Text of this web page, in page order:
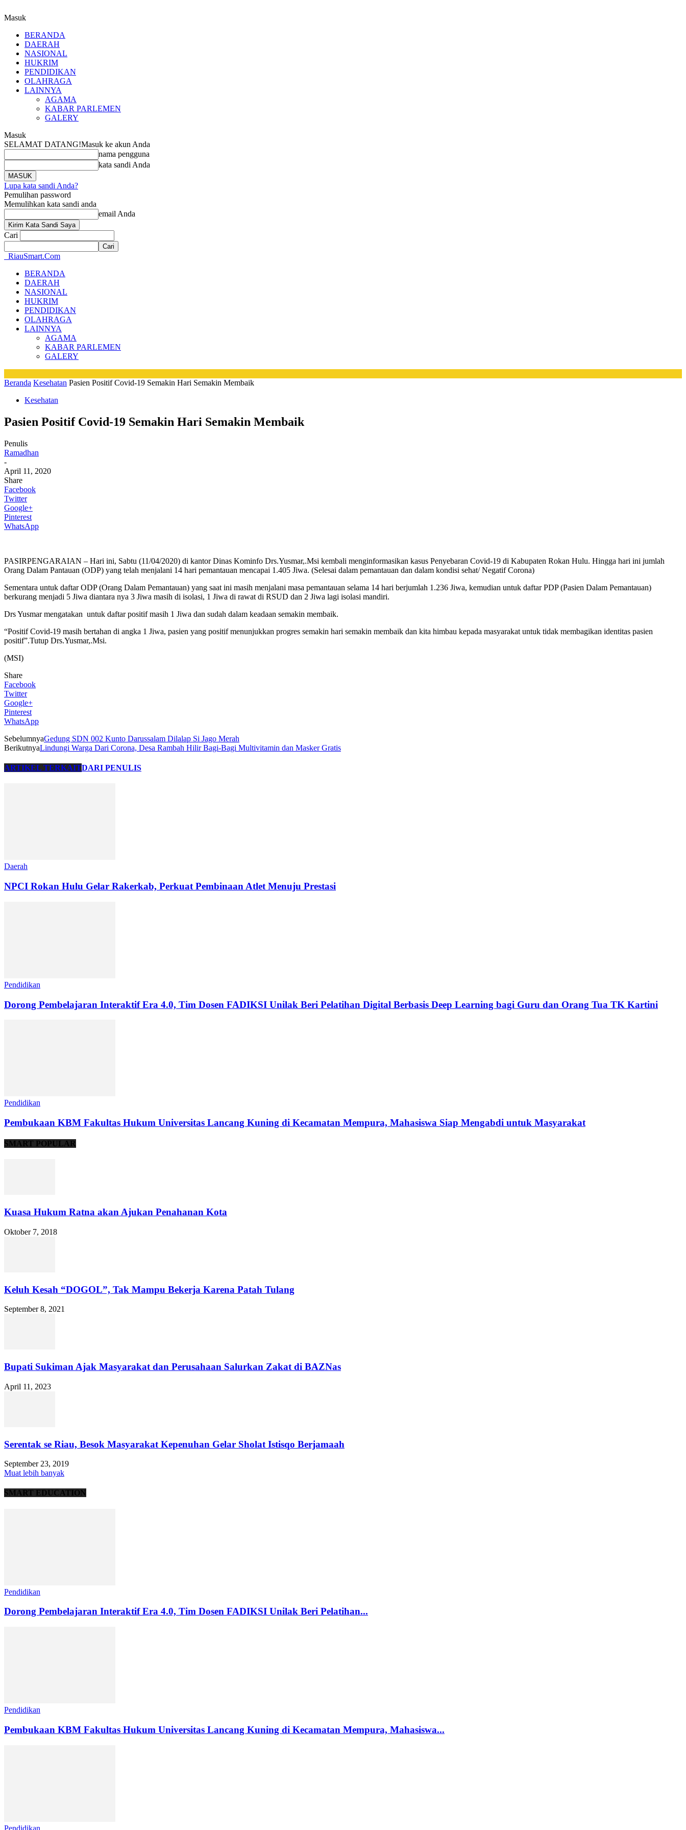
Masuk
BERANDA
DAERAH
NASIONAL
HUKRIM
PENDIDIKAN
OLAHRAGA
LAINNYA
AGAMA
KABAR PARLEMEN
GALERY
Masuk
SELAMAT DATANG!Masuk ke akun Anda
nama pengguna
kata sandi Anda
Lupa kata sandi Anda?
Pemulihan password
Memulihkan kata sandi anda
email Anda
Cari
RiauSmart.Com
BERANDA
DAERAH
NASIONAL
HUKRIM
PENDIDIKAN
OLAHRAGA
LAINNYA
AGAMA
KABAR PARLEMEN
GALERY
Beranda Kesehatan Pasien Positif Covid-19 Semakin Hari Semakin Membaik
Kesehatan
Pasien Positif Covid-19 Semakin Hari Semakin Membaik
Penulis
Ramadhan
-
April 11, 2020
Share
Facebook
Twitter
Google+
Pinterest
WhatsApp
PASIRPENGARAIAN – Hari ini, Sabtu (11/04/2020) di kantor Dinas Kominfo Drs.Yusmar,.Msi kembali menginformasikan kasus Penyebaran Covid-19 di Kabupaten Rokan Hulu. Hingga hari ini jumlah
Orang Dalam Pantauan (ODP) yang telah menjalani 14 hari pemantauan mencapai 1.405 Jiwa. (Selesai dalam pemantauan dan dalam kondisi sehat/ Negatif Corona)
Sementara untuk daftar ODP (Orang Dalam Pemantauan) yang saat ini masih menjalani masa pemantauan selama 14 hari berjumlah 1.236 Jiwa, kemudian untuk daftar PDP (Pasien Dalam Pemantauan)
berkurang menjadi 5 Jiwa diantara nya 3 Jiwa masih di isolasi, 1 Jiwa di rawat di RSUD dan 2 Jiwa lagi isolasi mandiri.
Drs Yusmar mengatakan untuk daftar positif masih 1 Jiwa dan sudah dalam keadaan semakin membaik.
“Positif Covid-19 masih bertahan di angka 1 Jiwa, pasien yang positif menunjukkan progres semakin hari semakin membaik dan kita himbau kepada masyarakat untuk tidak membagikan identitas pasien
positif”.Tutup Drs.Yusmar,.Msi.
(MSI)
Share
Facebook
Twitter
Google+
Pinterest
WhatsApp
SebelumnyaGedung SDN 002 Kunto Darussalam Dilalap Si Jago Merah
BerikutnyaLindungi Warga Dari Corona, Desa Rambah Hilir Bagi-Bagi Multivitamin dan Masker Gratis
ARTIKEL TERKAITDARI PENULIS
Daerah
NPCI Rokan Hulu Gelar Rakerkab, Perkuat Pembinaan Atlet Menuju Prestasi
Pendidikan
Dorong Pembelajaran Interaktif Era 4.0, Tim Dosen FADIKSI Unilak Beri Pelatihan Digital Berbasis Deep Learning bagi Guru dan Orang Tua TK Kartini
Pendidikan
Pembukaan KBM Fakultas Hukum Universitas Lancang Kuning di Kecamatan Mempura, Mahasiswa Siap Mengabdi untuk Masyarakat
SMART POPULAR
Kuasa Hukum Ratna akan Ajukan Penahanan Kota
Oktober 7, 2018
Keluh Kesah “DOGOL”, Tak Mampu Bekerja Karena Patah Tulang
September 8, 2021
Bupati Sukiman Ajak Masyarakat dan Perusahaan Salurkan Zakat di BAZNas
April 11, 2023
Serentak se Riau, Besok Masyarakat Kepenuhan Gelar Sholat Istisqo Berjamaah
September 23, 2019
Muat lebih banyak
SMART EDUCATION
Pendidikan
Dorong Pembelajaran Interaktif Era 4.0, Tim Dosen FADIKSI Unilak Beri Pelatihan...
Pendidikan
Pembukaan KBM Fakultas Hukum Universitas Lancang Kuning di Kecamatan Mempura, Mahasiswa...
Pendidikan